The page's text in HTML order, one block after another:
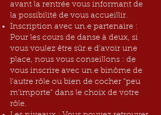
avant la rentrée vous informant de
la possibilité de vous accueillir.
Inscription avec un.e partenaire :
Pour les cours de danse à deux, si
vous voulez être sûr.e d'avoir une
place, nous vous conseillons : de
vous inscrire avec un.e binôme de
l'autre rôle ou bien de cocher "peu
m'importe" dans le choix de votre
rôle.